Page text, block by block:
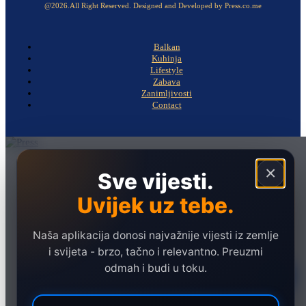
@2026.All Right Reserved. Designed and Developed by Press.co.me
Balkan
Kuhinja
Lifestyle
Zabava
Zanimljivosti
Contact
×
Sve vijesti.
Uvijek uz tebe.
Naša aplikacija donosi najvažnije vijesti iz zemlje
i svijeta - brzo, tačno i relevantno. Preuzmi
odmah i budi u toku.
Ekonomija